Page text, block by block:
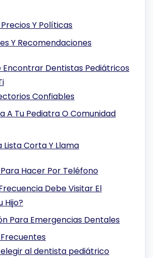
Y Políticas
Y Recomendaciones
Encontrar Dentistas Pediátricos
Confiables
A Tu Pediatra O Comunidad
Lista Corta Y Llama
Hacer Por Teléfono
Debe Visitar El
Hijo?
Para Emergencias Dentales
al dentista pediátrico